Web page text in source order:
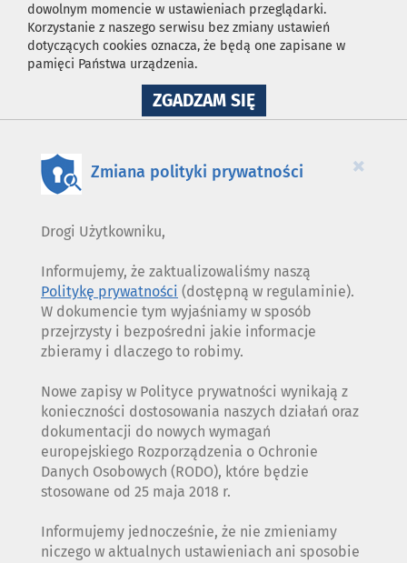
dowolnym momencie w ustawieniach przeglądarki.
Korzystanie z naszego serwisu bez zmiany ustawień
dotyczących cookies oznacza, że będą one zapisane w
pamięci Państwa urządzenia.
ZGADZAM SIĘNA
WYKORZYSTANIE
×
Zmiana polityki prywatności
Drogi Użytkowniku,
Informujemy, że zaktualizowaliśmy naszą
Politykę prywatności (dostępną w regulaminie).
W dokumencie tym wyjaśniamy w sposób
przejrzysty i bezpośredni jakie informacje
zbieramy i dlaczego to robimy.
Nowe zapisy w Polityce prywatności wynikają z
konieczności dostosowania naszych działań oraz
dokumentacji do nowych wymagań
europejskiego Rozporządzenia o Ochronie
Danych Osobowych (RODO), które będzie
stosowane od 25 maja 2018 r.
Informujemy jednocześnie, że nie zmieniamy
niczego w aktualnych ustawieniach ani sposobie